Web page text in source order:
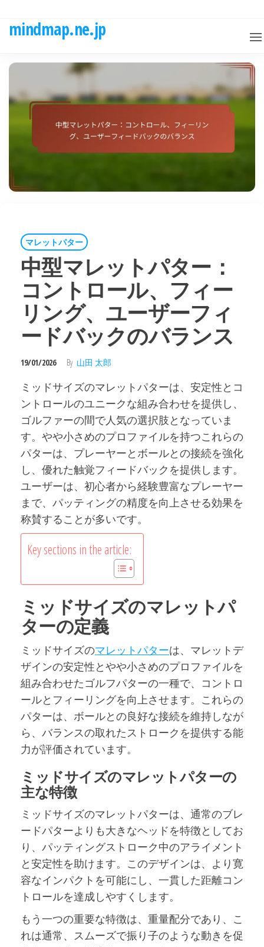
mindmap.ne.jp
マレットパター
中型マレットパター：
コントロール、フィー
リング、ユーザーフィ
ードバックのバランス
19/01/2026 By 山田 太郎
ミッドサイズのマレットパターは、安定性とコ
ントロールのユニークな組み合わせを提供し、
ゴルファーの間で人気の選択肢となっていま
す。やや小さめのプロファイルを持つこれらの
パターは、プレーヤーとボールとの接続を強化
し、優れた触覚フィードバックを提供します。
ユーザーは、初心者から経験豊富なプレーヤー
まで、パッティングの精度を向上させる効果を
称賛することが多いです。
Key sections in the article:
ミッドサイズのマレットパ
ターの定義
ミッドサイズのマレットパターは、マレットデ
ザインの安定性とやや小さめのプロファイルを
組み合わせたゴルフパターの一種で、コントロ
ールとフィーリングを向上させます。これらの
パターは、ボールとの良好な接続を維持しなが
ら、バランスの取れたストロークを提供する能
力が評価されています。
ミッドサイズのマレットパターの
主な特徴
ミッドサイズのマレットパターは、通常のブレ
ードパターよりも大きなヘッドを特徴としてお
り、パッティングストローク中のアライメント
と安定性を助けます。このデザインは、より寛
容なインパクトを可能にし、一貫した距離コン
トロールを達成しやすくします。
もう一つの重要な特徴は、重量配分であり、こ
れは通常、スムーズで振り子のような動きを促